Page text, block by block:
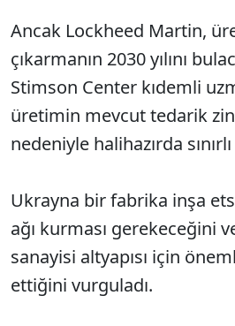
Ancak Lockheed Martin,
çıkarmanın 2030 yılını
Stimson Center kıdemli
üretimin mevcut tedarik
nedeniyle halihazırda
Ukrayna bir fabrika inşa
ağı kurması gerekeceğini
sanayisi altyapısı için
ettiğini vurguladı.